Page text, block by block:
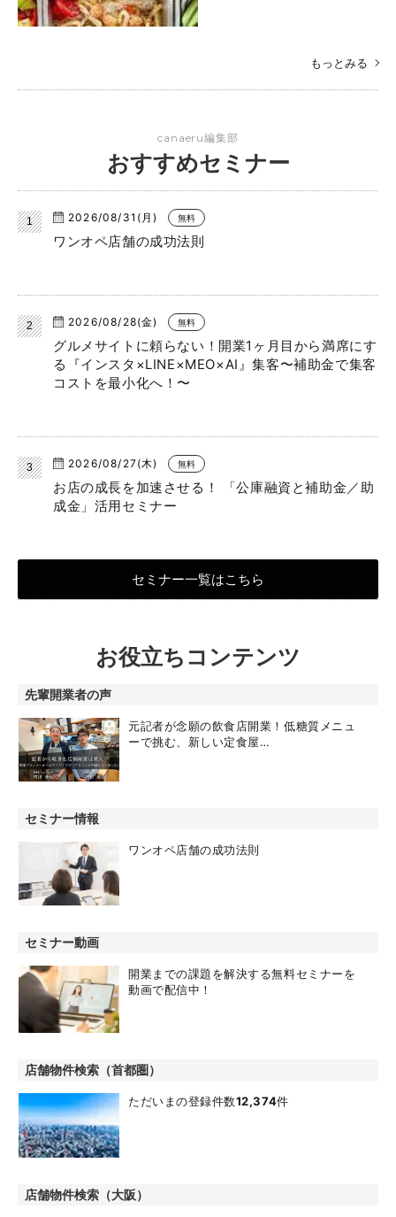
もっとみる
canaeru編集部
おすすめセミナー
2026/08/31(月) 無料
ワンオペ店舗の成功法則
2026/08/28(金) 無料
グルメサイトに頼らない！開業1ヶ月目から満席にす
る『インスタ×LINE×MEO×AI』集客〜補助金で集客
コストを最小化へ！〜
2026/08/27(木) 無料
お店の成長を加速させる！ 「公庫融資と補助金／助
成金」活用セミナー
セミナー一覧はこちら
お役立ちコンテンツ
先輩開業者の声
元記者が念願の飲食店開業！低糖質メニュ
ーで挑む、新しい定食屋…
セミナー情報
ワンオペ店舗の成功法則
セミナー動画
開業までの課題を解決する無料セミナーを
動画で配信中！
店舗物件検索（首都圏）
ただいまの登録件数12,374件
店舗物件検索（大阪）